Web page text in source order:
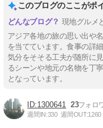
このブログのここがポ
現地グルメ
アジア各地の旅の思い出や
を当てています。食事の詳
気分をそそる工夫が随所に
るシーンや地元の名物を丁
となっています。
1300641 23
週間IN:330 週間OUT:1260